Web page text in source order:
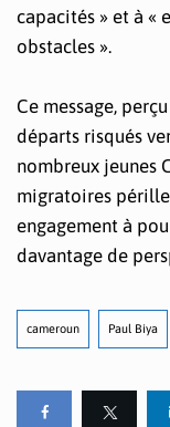
capacités » et à «
obstacles ».
Ce message,
départs risqués
nombreux jeunes
migratoires
engagement à
davantage de
cameroun Paul Biya